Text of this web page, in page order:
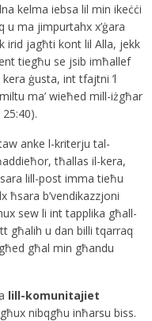
kelma iebsa lil min ikeċċi
ma jimpurtahx x’ġara
irid jagħti kont lil Alla, jekk
tiegħu se jsib imħallef
ġusta, int tfajtni ’l
ma’ wieħed mill-iżgħar
anke l-kriterju tal-
tħallas il-kera,
lill-post imma tieħu
ħsara b’vendikazzjoni
sew li int tapplika għall-
għalih u dan billi tqarraq
għal min għandu
lill-komunitajiet
nibqgħu inħarsu biss.